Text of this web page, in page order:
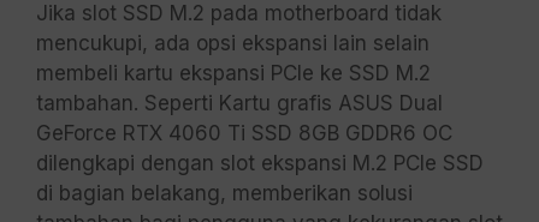
Jika slot SSD M.2 pada motherboard tidak
mencukupi, ada opsi ekspansi lain selain
membeli kartu ekspansi PCIe ke SSD M.2
tambahan. Seperti Kartu grafis ASUS Dual
GeForce RTX 4060 Ti SSD 8GB GDDR6 OC
dilengkapi dengan slot ekspansi M.2 PCIe SSD
di bagian belakang, memberikan solusi